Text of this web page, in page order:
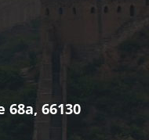
66130